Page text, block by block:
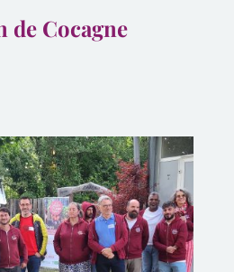
de Cocagne